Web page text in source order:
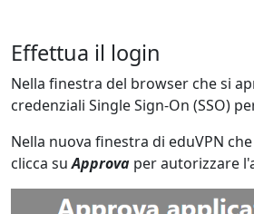
Effettua il login
Nella finestra del browser che si
credenziali Single Sign-On (SSO)
Nella nuova finestra di eduVPN
clicca suApprova per autorizzare